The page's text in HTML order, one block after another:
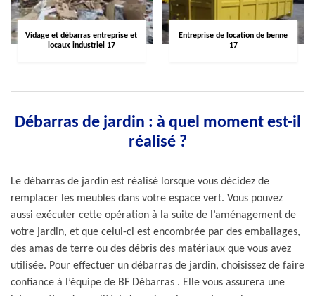
Vidage et débarras entreprise et
locaux industriel 17
Entreprise de location de benne
17
Débarras de jardin : à quel moment est-il
réalisé ?
Le débarras de jardin est réalisé lorsque vous décidez de
remplacer les meubles dans votre espace vert. Vous pouvez
aussi exécuter cette opération à la suite de l’aménagement de
votre jardin, et que celui-ci est encombrée par des emballages,
des amas de terre ou des débris des matériaux que vous avez
utilisée. Pour effectuer un débarras de jardin, choisissez de faire
confiance à l’équipe de BF Débarras . Elle vous assurera une